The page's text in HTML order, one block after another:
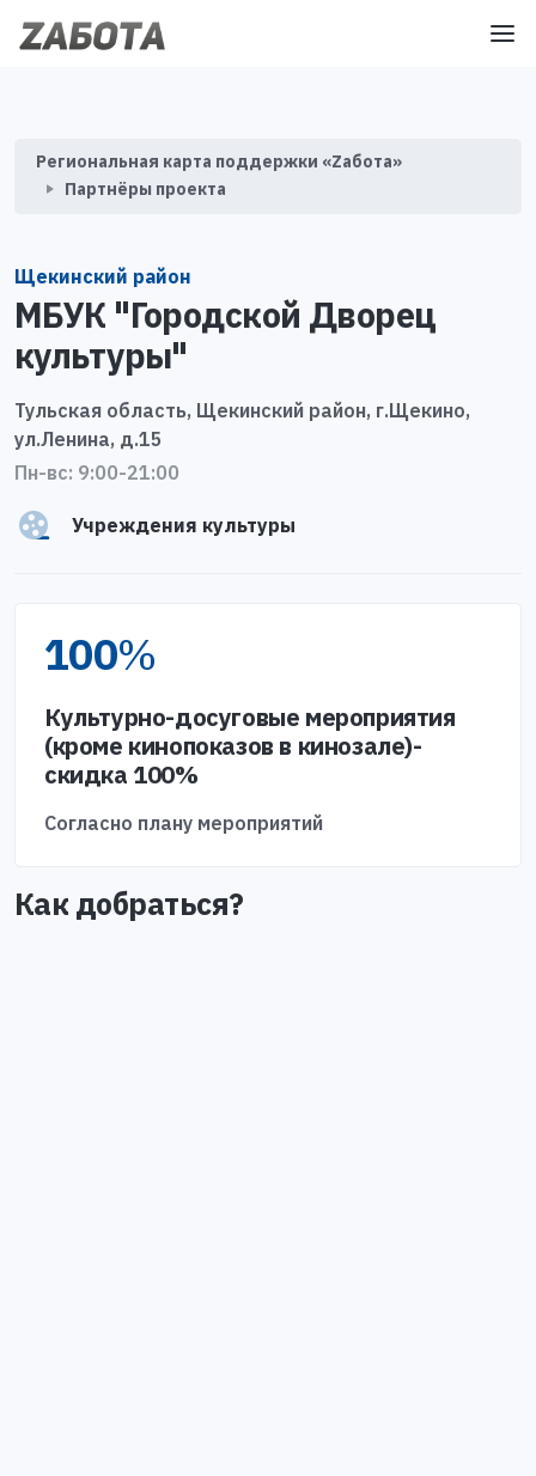
Региональная карта поддержки «Zабота»
Партнёры проекта
Щекинский район
МБУК "Городской Дворец
культуры"
Тульская область, Щекинский район, г.Щекино,
ул.Ленина, д.15
Пн-вс: 9:00-21:00
Учреждения культуры
100%
Культурно-досуговые мероприятия
(кроме кинопоказов в кинозале)-
скидка 100%
Согласно плану мероприятий
Как добраться?